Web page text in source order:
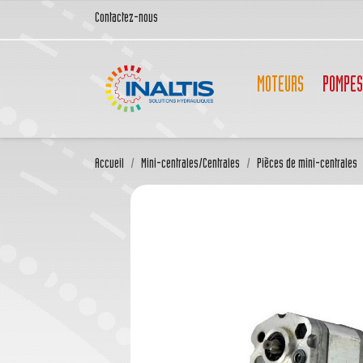
Contactez-nous
MOTEURS POMPES
Accueil Mini-centrales/Centrales Pièces de mini-centrales